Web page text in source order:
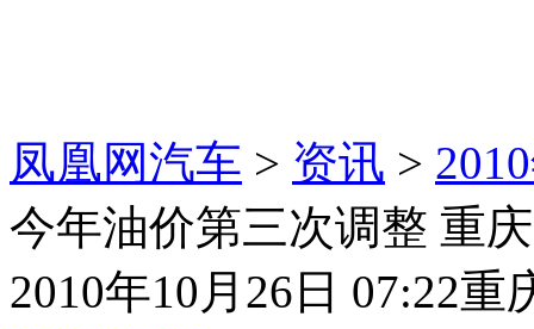
凤凰网汽车 > 资讯 >
今年油价第三次调整 重
2010年10月26日 07:22重